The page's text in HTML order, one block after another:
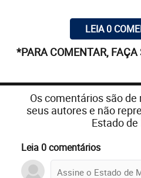
LEIA 0
*PARA COMENTAR, FAÇA
Os comentários são
seus autores e não
Estado de
Leia 0 comentários